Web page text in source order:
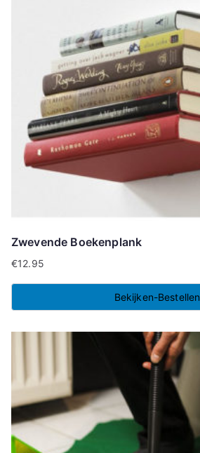
Zwevende Boekenplank
€12.95
Bekijken-Bestellen